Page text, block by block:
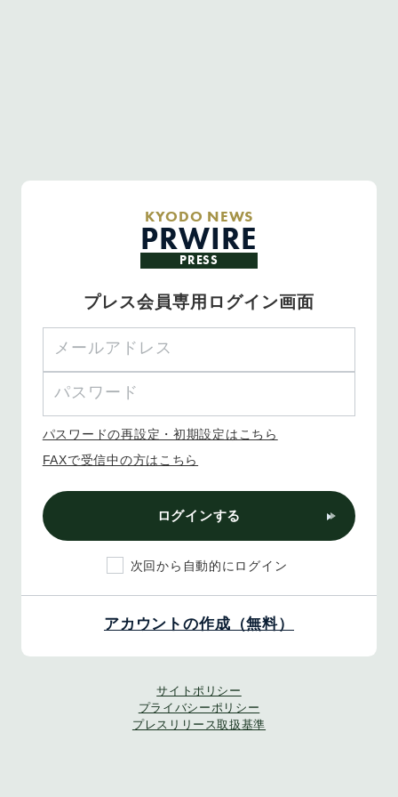
KYODO NEWS
PRWIRE
PRESS
プレス会員専用ログイン画面
パスワードの再設定・初期設定はこちら
FAXで受信中の方はこちら
ログインする
次回から自動的にログイン
アカウントの作成（無料）
サイトポリシー
プライバシーポリシー
プレスリリース取扱基準